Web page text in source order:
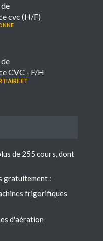
cvc (H/F)
CVC - F/H
ET
de 255 cours, dont
gratuitement :
frigorifiques
d'aération